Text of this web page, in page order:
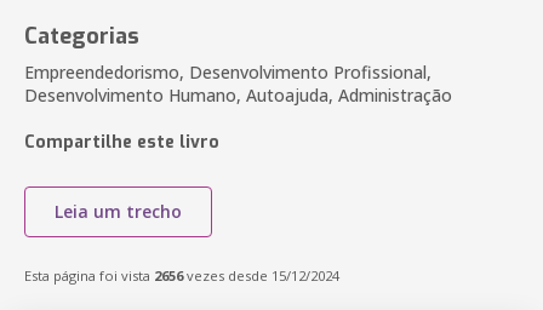
Categorias
Empreendedorismo, Desenvolvimento Profissional,
Desenvolvimento Humano, Autoajuda, Administração
Compartilhe este livro
Leia um trecho
Esta página foi vista 2656vezes desde 15/12/2024